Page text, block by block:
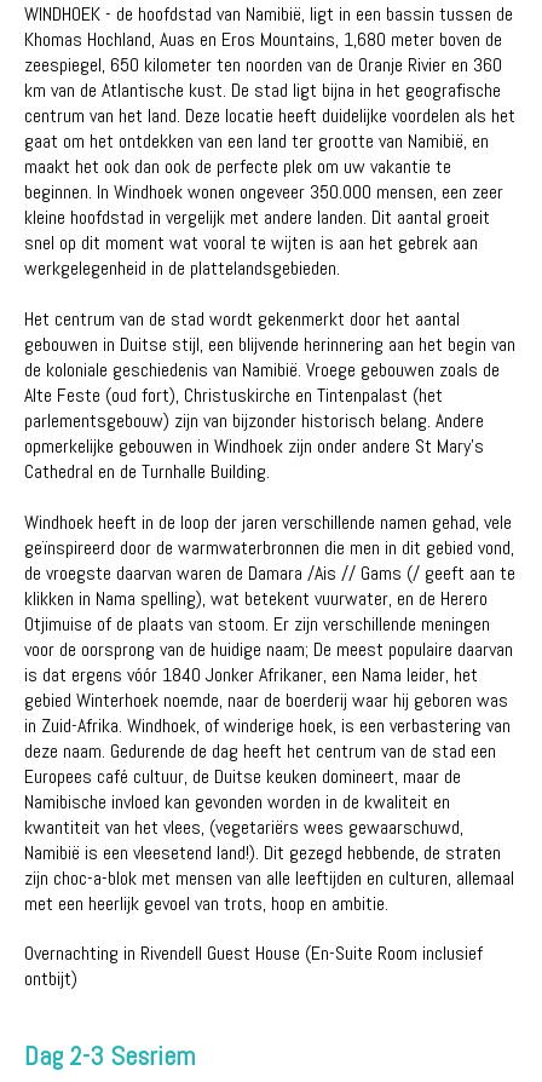
WINDHOEK - de hoofdstad van Namibië, ligt in een bassin tussen de
Khomas Hochland, Auas ​​en Eros Mountains, 1,680 meter boven de
zeespiegel, 650 kilometer ten noorden van de Oranje Rivier en 360
km van de Atlantische kust. De stad ligt bijna in het geografische
centrum van het land. Deze locatie heeft duidelijke voordelen als het
gaat om het ontdekken van een land ter grootte van Namibië, en
maakt het ook dan ook de perfecte plek om uw vakantie te
beginnen. In Windhoek wonen ongeveer 350.000 mensen, een zeer
kleine hoofdstad in vergelijk met andere landen. Dit aantal groeit
snel op dit moment wat vooral te wijten is aan het gebrek aan
werkgelegenheid in de plattelandsgebieden.
Het centrum van de stad wordt gekenmerkt door het aantal
gebouwen in Duitse stijl, een blijvende herinnering aan het begin van
de koloniale geschiedenis van Namibië. Vroege gebouwen zoals de
Alte Feste (oud fort), Christuskirche en Tintenpalast (het
parlementsgebouw) zijn van bijzonder historisch belang. Andere
opmerkelijke gebouwen in Windhoek zijn onder andere St Mary's
Cathedral en de Turnhalle Building.
Windhoek heeft in de loop der jaren verschillende namen gehad, vele
geïnspireerd door de warmwaterbronnen die men in dit gebied vond,
de vroegste daarvan waren de Damara /Ais // Gams (/ geeft aan te
klikken in Nama spelling), wat betekent vuurwater, en de Herero
Otjimuise of de plaats van stoom. Er zijn verschillende meningen
voor de oorsprong van de huidige naam; De meest populaire daarvan
is dat ergens vóór 1840 Jonker Afrikaner, een Nama leider, het
gebied Winterhoek noemde, naar de boerderij waar hij geboren was
in Zuid-Afrika. Windhoek, of winderige hoek, is een verbastering van
deze naam. Gedurende de dag heeft het centrum van de stad een
Europees café cultuur, de Duitse keuken domineert, maar de
Namibische invloed kan gevonden worden in de kwaliteit en
kwantiteit van het vlees, (vegetariërs wees gewaarschuwd,
Namibië is een vleesetend land!). Dit gezegd hebbende, de straten
zijn choc-a-blok met mensen van alle leeftijden en culturen, allemaal
met een heerlijk gevoel van trots, hoop en ambitie.
Overnachting in Rivendell Guest House (En-Suite Room inclusief
ontbijt)
Dag 2-3 Sesriem